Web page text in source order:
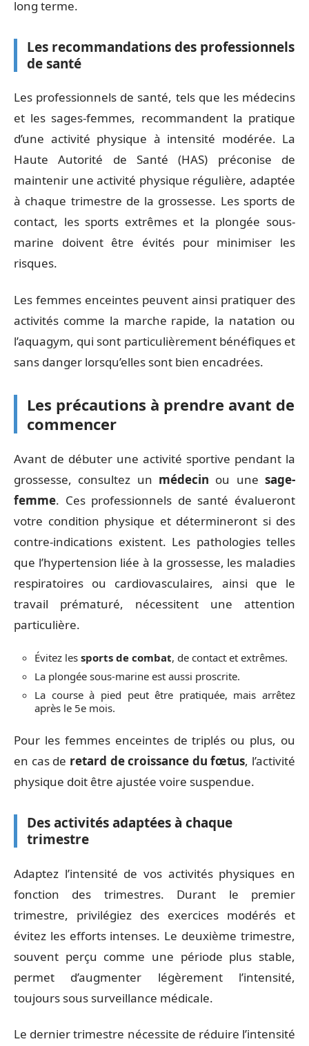
long terme.
Les recommandations des professionnels
de santé
Les professionnels de santé, tels que les médecins
et les sages-femmes, recommandent la pratique
d’une activité physique à intensité modérée. La
Haute Autorité de Santé (HAS) préconise de
maintenir une activité physique régulière, adaptée
à chaque trimestre de la grossesse. Les sports de
contact, les sports extrêmes et la plongée sous-
marine doivent être évités pour minimiser les
risques.
Les femmes enceintes peuvent ainsi pratiquer des
activités comme la marche rapide, la natation ou
l’aquagym, qui sont particulièrement bénéfiques et
sans danger lorsqu’elles sont bien encadrées.
Les précautions à prendre avant de
commencer
Avant de débuter une activité sportive pendant la
grossesse, consultez un médecin ou une sage-
femme. Ces professionnels de santé évalueront
votre condition physique et détermineront si des
contre-indications existent. Les pathologies telles
que l’hypertension liée à la grossesse, les maladies
respiratoires ou cardiovasculaires, ainsi que le
travail prématuré, nécessitent une attention
particulière.
Évitez les sports de combat, de contact et extrêmes.
La plongée sous-marine est aussi proscrite.
La course à pied peut être pratiquée, mais arrêtez
après le 5e mois.
Pour les femmes enceintes de triplés ou plus, ou
en cas de retard de croissance du fœtus, l’activité
physique doit être ajustée voire suspendue.
Des activités adaptées à chaque
trimestre
Adaptez l’intensité de vos activités physiques en
fonction des trimestres. Durant le premier
trimestre, privilégiez des exercices modérés et
évitez les efforts intenses. Le deuxième trimestre,
souvent perçu comme une période plus stable,
permet d’augmenter légèrement l’intensité,
toujours sous surveillance médicale.
Le dernier trimestre nécessite de réduire l’intensité